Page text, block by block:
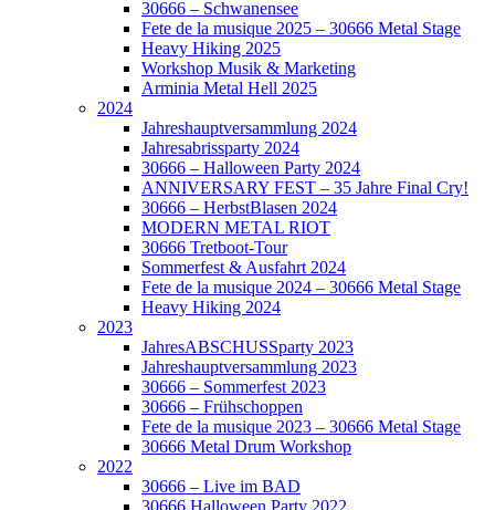
30666 – Schwanensee
Fete de la musique 2025 – 30666 Metal Stage
Heavy Hiking 2025
Workshop Musik & Marketing
Arminia Metal Hell 2025
2024
Jahreshauptversammlung 2024
Jahresabrissparty 2024
30666 – Halloween Party 2024
ANNIVERSARY FEST – 35 Jahre Final Cry!
30666 – HerbstBlasen 2024
MODERN METAL RIOT
30666 Tretboot-Tour
Sommerfest & Ausfahrt 2024
Fete de la musique 2024 – 30666 Metal Stage
Heavy Hiking 2024
2023
JahresABSCHUSSparty 2023
Jahreshauptversammlung 2023
30666 – Sommerfest 2023
30666 – Frühschoppen
Fete de la musique 2023 – 30666 Metal Stage
30666 Metal Drum Workshop
2022
30666 – Live im BAD
30666 Halloween Party 2022